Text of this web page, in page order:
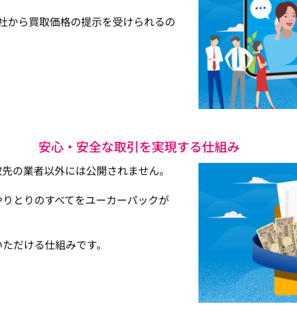
から買取価格の提示を受けられるの
安心・安全な取引を実現する仕組み
の業者以外には公開されません。
とりのすべてをユーカーパックが
だける仕組みです。